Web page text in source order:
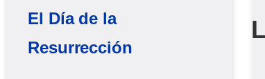
El Día de la
Resurrección